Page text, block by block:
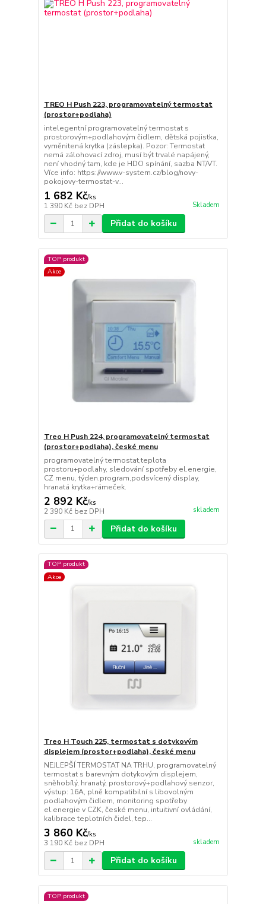
TREO H Push 223, programovatelný termostat
(prostor+podlaha)
intelegentní programovatelný termostat s
prostorovým+podlahovým čidlem, dětská pojistka,
vyměnitená krytka (záslepka). Pozor: Termostat
nemá zálohovací zdroj, musí být trvalé napájený,
není vhodný tam, kde je HDO spínání, sazba NT/VT.
Více info: https://www.v-system.cz/blog/novy-
pokojovy-termostat-v...
1 682 Kč/ks
1 390 Kč bez DPH Skladem
Přidat do košíku
TOP produkt
Akce
Treo H Push 224, programovatelný termostat
(prostor+podlaha), české menu
programovatelný termostat,teplota
prostoru+podlahy, sledování spotřeby el.energie,
CZ menu, týden.program,podsvícený display,
hranatá krytka+rámeček.
2 892 Kč/ks
2 390 Kč bez DPH skladem
Přidat do košíku
TOP produkt
Akce
Treo H Touch 225, termostat s dotykovým
displejem (prostor+podlaha), české menu
NEJLEPŠÍ TERMOSTAT NA TRHU, programovatelný
termostat s barevným dotykovým displejem,
sněhobílý, hranatý, prostorový+podlahový senzor,
výstup: 16A, plně kompatibilní s libovolným
podlahovým čidlem, monitoring spotřeby
el.energie v CZK, české menu, intuitivní ovládání,
kalibrace teplotních čidel, tep...
3 860 Kč/ks
3 190 Kč bez DPH skladem
Přidat do košíku
TOP produkt